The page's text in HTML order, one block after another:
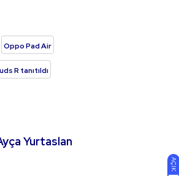
AÇIK
Oppo Pad Air
R tanıtıldı
Yurtaslan